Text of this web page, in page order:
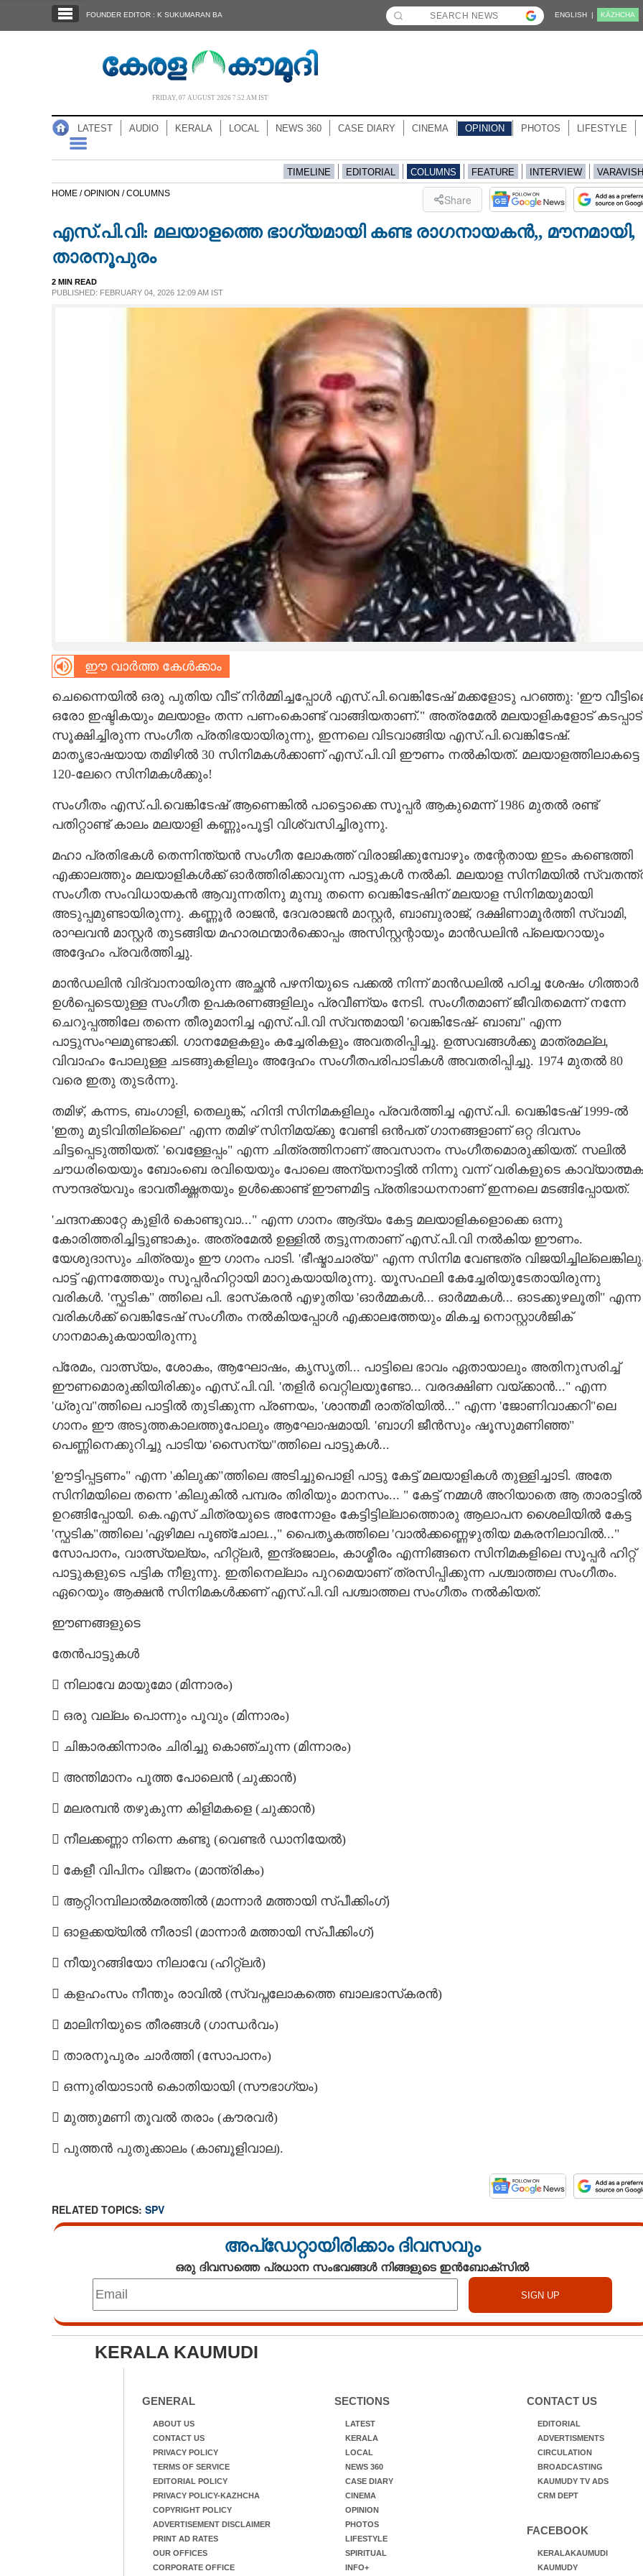
NOTIFIED NEWS
NEWS 360
CASE DIARY
CARTOONS
FOUNDER EDITOR : K SUKUMARAN BA ENGLISH | KĀZHCHA
FRIDAY, 07 AUGUST 2026 7.52 AM IST
LATEST AUDIO KERALA LOCAL NEWS 360 CASE DIARY CINEMA OPINION PHOTOS LIFESTYLE
TIMELINE EDITORIAL COLUMNS FEATURE INTERVIEW
HOME /OPINION /COLUMNS Share
എസ്.പി.വി: മലയാളത്തെ ഭാഗ്യമായി കണ്ട രാഗനായകൻ,, മൗനമായി,
താരനൂപുരം
2 MIN READ
PUBLISHED: FEBRUARY 04, 2026 12:09 AM IST
ഈ വാർത്ത കേൾക്കാം
ചെന്നൈയിൽ ഒരു പുതിയ വീട് നിർമ്മിച്ചപ്പോൾ എസ്.പി.വെങ്കിടേഷ് മക്കളോടു പറഞ്ഞു: 'ഈ
ഒരോ ഇഷ്ടികയും മലയാളം തന്ന പണംകൊണ്ട് വാങ്ങിയതാണ്." അത്രമേൽ മലയാളികളോട് കടപ്പാട്
സൂക്ഷിച്ചിരുന്ന സംഗീത പ്രതിഭയായിരുന്നു, ഇന്നലെ വിടവാങ്ങിയ എസ്.പി.വെങ്കിടേഷ്.
മാതൃഭാഷയായ തമിഴിൽ 30 സിനിമകൾക്കാണ് എസ്.പി.വി ഈണം നൽകിയത്. മലയാളത്തിലാകട്ടെ
120-ലേറെ സിനിമകൾക്കും!
സംഗീതം എസ്.പി.വെങ്കിടേഷ് ആണെങ്കിൽ പാട്ടൊക്കെ സൂപ്പർ ആകുമെന്ന് 1986 മുതൽ രണ്ട്
പതിറ്റാണ്ട് കാലം മലയാളി കണ്ണുംപൂട്ടി വിശ്വസിച്ചിരുന്നു.
മഹാ പ്രതിഭകൾ തെന്നിന്ത്യൻ സംഗീത ലോകത്ത് വിരാജിക്കുമ്പോഴും തന്റേതായ ഇടം കണ്ടെത്തി
എക്കാലത്തും മലയാളികൾക്ക് ഓർത്തിരിക്കാവുന്ന പാട്ടുകൾ നൽകി. മലയാള സിനിമയിൽ
സംഗീത സംവിധായകൻ ആവുന്നതിനു മുമ്പു തന്നെ വെങ്കിടേഷിന് മലയാള സിനിമയുമായി
അടുപ്പമുണ്ടായിരുന്നു. കണ്ണൂർ രാജൻ, ദേവരാജൻ മാസ്റ്റർ, ബാബുരാജ്, ദക്ഷിണാമൂർത്തി സ്വാമി,
രാഘവൻ മാസ്റ്റർ തുടങ്ങിയ മഹാരഥന്മാർക്കൊപ്പം അസിസ്റ്റന്റായും മാൻഡലിൻ പ്ലെയറായും
അദ്ദേഹം പ്രവർത്തിച്ചു.
മാൻഡലിൻ വിദ്വാനായിരുന്ന അച്ഛൻ പഴനിയുടെ പക്കൽ നിന്ന് മാൻഡലിൽ പഠിച്ച ശേഷം ഗിത്താർ
ഉൾപ്പെടെയുള്ള സംഗീത ഉപകരണങ്ങളിലും പ്രവീണ്യം നേടി. സംഗീതമാണ് ജീവിതമെന്ന് നന്നേ
ചെറുപ്പത്തിലേ തന്നെ തീരുമാനിച്ച എസ്.പി.വി സ്വന്തമായി 'വെങ്കിടേഷ്- ബാബ" എന്ന
പാട്ടുസംഘമുണ്ടാക്കി. ഗാനമേളകളും കച്ചേരികളും അവതരിപ്പിച്ചു. ഉത്സവങ്ങൾക്കു മാത്രമല്ല,
വിവാഹം പോലുള്ള ചടങ്ങുകളിലും അദ്ദേഹം സംഗീതപരിപാടികൾ അവതരിപ്പിച്ചു. 1974 മുതൽ 80
വരെ ഇതു തുടർന്നു.
തമിഴ്, കന്നട, ബംഗാളി, തെലുങ്ക്, ഹിന്ദി സിനിമകളിലും പ്രവർത്തിച്ച എസ്.പി. വെങ്കിടേഷ് 1999-ൽ
'ഇതു മുടിവിതില്ലൈ" എന്ന തമിഴ് സിനിമയ്ക്കു വേണ്ടി ഒൻപത് ഗാനങ്ങളാണ് ഒറ്റ ദിവസം
ചിട്ടപ്പെടുത്തിയത്. 'വെള്ളേപ്പം" എന്ന ചിത്രത്തിനാണ് അവസാനം സംഗീതമൊരുക്കിയത്. സലിൽ
ചൗധരിയെയും ബോംബെ രവിയെയും പോലെ അന്യനാട്ടിൽ നിന്നു വന്ന് വരികളുടെ കാവ്യാത്മക
സൗന്ദര്യവും ഭാവതീക്ഷ്ണതയും ഉൾക്കൊണ്ട് ഈണമിട്ട പ്രതിഭാധനനാണ് ഇന്നലെ മടങ്ങിപ്പോയത്.
'ചന്ദനക്കാറ്റേ കുളിർ കൊണ്ടുവാ..." എന്ന ഗാനം ആദ്യം കേട്ട മലയാളികളൊക്കെ ഒന്നു
കോരിത്തരിച്ചിട്ടുണ്ടാകും. അത്രമേൽ ഉള്ളിൽ തട്ടുന്നതാണ് എസ്.പി.വി നൽകിയ ഈണം.
യേശുദാസും ചിത്രയും ഈ ഗാനം പാടി. 'ഭീഷ്മാചാര്യ" എന്ന സിനിമ വേണ്ടത്ര
പാട്ട് എന്നത്തേയും സൂപ്പർഹിറ്റായി മാറുകയായിരുന്നു. യൂസഫലി കേച്ചേരിയുടേതായിരുന്നു
വരികൾ. 'സ്ഫടിക" ത്തിലെ പി. ഭാസ്‌കരൻ എഴുതിയ 'ഓർമ്മകൾ... ഓർമ്മകൾ... ഓടക്കുഴലൂതി" എന്ന
വരികൾക്ക് വെങ്കിടേഷ് സംഗീതം നൽകിയപ്പോൾ എക്കാലത്തേയും മികച്ച നൊസ്റ്റാൾജിക്
ഗാനമാകുകയായിരുന്നു
പ്രേമം, വാത്സ്യം, ശോകം, ആഘോഷം, കൃസൃതി... പാട്ടിലെ ഭാവം ഏതായാലും അതിനുസരിച്ച്
ഈണമൊരുക്കിയിരിക്കും എസ്.പി.വി. 'തളിർ വെറ്റിലയുണ്ടോ... വരദക്ഷിണ വയ്ക്കാൻ..." എന്ന
'ധ്രുവ"ത്തിലെ പാട്ടിൽ തുടിക്കുന്ന പ്രണയം, 'ശാന്തമീ രാത്രിയിൽ..." എന്ന 'ജോണിവാക്കറി"ലെ
ഗാനം ഈ അടുത്തകാലത്തുപോലും ആഘോഷമായി. 'ബാഗി ജീൻസും ഷൂസുമണിഞ്ഞ"
പെണ്ണിനെക്കുറിച്ചു പാടിയ 'സൈന്യ"ത്തിലെ പാട്ടുകൾ...
'ഊട്ടിപ്പട്ടണം" എന്ന 'കിലുക്ക"ത്തിലെ അടിച്ചുപൊളി പാട്ടു കേട്ട് മലയാളികൾ തുള്ളിച്ചാടി. അതേ
സിനിമയിലെ തന്നെ 'കിലുകിൽ പമ്പരം തിരിയും മാനസം... " കേട്ട് നമ്മൾ അറിയാതെ ആ താരാട്ടിൽ
ഉറങ്ങിപ്പോയി. കെ.എസ് ചിത്രയുടെ അന്നോളം കേട്ടിട്ടില്ലാത്തൊരു ആലാപന ശൈലിയിൽ കേട്ട
'സ്ഫടിക"ത്തിലെ 'ഏഴിമല പൂഞ്ചോല..," പൈതൃകത്തിലെ 'വാൽക്കണ്ണെഴുതിയ മകരനിലാവിൽ..."
സോപാനം, വാത്സ്യല്യം, ഹിറ്റ്‌ലർ, ഇന്ദ്രജാലം, കാശ്മീരം എന്നിങ്ങനെ സിനിമകളിലെ സൂപ്പർ ഹിറ്റ്
പാട്ടുകളുടെ പട്ടിക നീളുന്നു. ഇതിനെല്ലാം പുറമെയാണ് ത്രസിപ്പിക്കുന്ന പശ്ചാത്തല സംഗീതം.
ഏറെയും ആക്ഷൻ സിനിമകൾക്കണ് എസ്.പി.വി പശ്ചാത്തല സംഗീതം നൽകിയത്.
ഈണങ്ങളുടെ
തേൻപാട്ടുകൾ
 നിലാവേ മായുമോ (മിന്നാരം)
 ഒരു വല്ലം പൊന്നും പൂവും (മിന്നാരം)
 ചിങ്കാരക്കിന്നാരം ചിരിച്ചു കൊഞ്ചുന്ന (മിന്നാരം)
 അന്തിമാനം പൂത്ത പോലെൻ (ചുക്കാൻ)
 മലരമ്പൻ തഴുകുന്ന കിളിമകളെ (ചുക്കാൻ)
 നീലക്കണ്ണാ നിന്നെ കണ്ടു (വെണ്ടർ ഡാനിയേൽ)​
 കേളീ വിപിനം വിജനം (മാന്ത്രികം)
 ആറ്റിറമ്പിലാൽമരത്തിൽ (മാന്നാർ മത്തായി സ്പീക്കിംഗ്)
 ഓളക്കയ്യിൽ നീരാടി (മാന്നാർ മത്തായി സ്പീക്കിംഗ്)​
 നീയുറങ്ങിയോ നിലാവേ (ഹിറ്റ്ലർ)
 കളഹംസം നീന്തും രാവിൽ (സ്വപ്നലോകത്തെ ബാലഭാസ്‌കരൻ)
 മാലിനിയുടെ തീരങ്ങൾ (ഗാന്ധർവം)
 താരനൂപുരം ചാർത്തി (സോപാനം)
 ഒന്നുരിയാടാൻ കൊതിയായി (സൗഭാഗ്യം)
 മുത്തുമണി തൂവൽ തരാം (കൗരവർ)
 പുത്തൻ പുതുക്കാലം (കാബൂളിവാല).
RELATED TOPICS: SPV
അപ്ഡേറ്റായിരിക്കാം ദിവസവും
ഒരു ദിവസത്തെ പ്രധാന സംഭവങ്ങൾ നിങ്ങളുടെ ഇൻബോക്സിൽ
KERALA KAUMUDI
GENERAL
ABOUT US
CONTACT US
PRIVACY POLICY
TERMS OF SERVICE
EDITORIAL POLICY
PRIVACY POLICY-KAZHCHA
COPYRIGHT POLICY
ADVERTISEMENT DISCLAIMER
PRINT AD RATES
OUR OFFICES
CORPORATE OFFICE
SECTIONS
LATEST
KERALA
LOCAL
NEWS 360
CASE DIARY
CINEMA
OPINION
PHOTOS
LIFESTYLE
SPIRITUAL
INFO+
CONTACT US
EDITORIAL
ADVERTISMENTS
CIRCULATION
BROADCASTING
KAUMUDY TV ADS
CRM DEPT
FACEBOOK
KERALAKAUMUDI
KAUMUDY
എസ്.പി.വി: മലയാളത്തെ ഭാഗ്യമായി
കണ്ട രാഗനായകൻ,, മൗനമായി,
താരനൂപുരം
Share this link
Copy Link